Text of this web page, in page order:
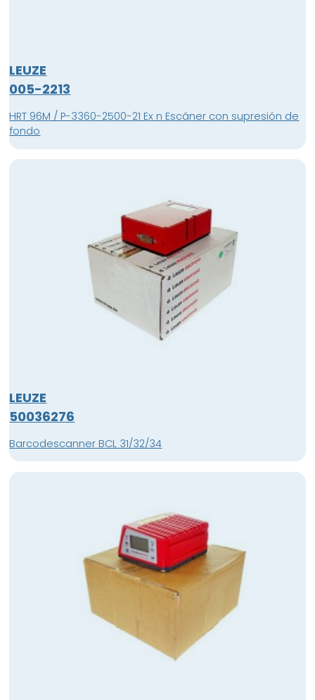
LEUZE
005-2213
HRT 96M / P-3360-2500-21 Ex n Escáner con supresión de
fondo
LEUZE
50036276
Barcodescanner BCL 31/32/34